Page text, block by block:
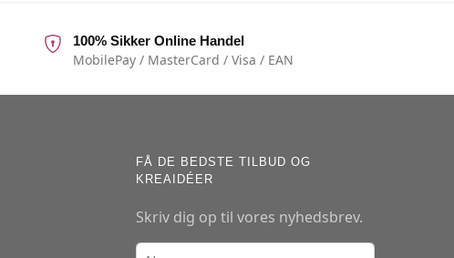
100% Sikker Online Handel
MobilePay / MasterCard / Visa / EAN
FÅ DE BEDSTE TILBUD OG
KREAIDÉER
Skriv dig op til vores nyhedsbrev.